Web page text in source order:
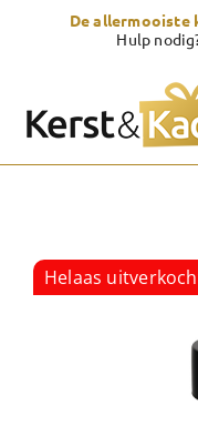
De allermooiste
Hulp
Helaas